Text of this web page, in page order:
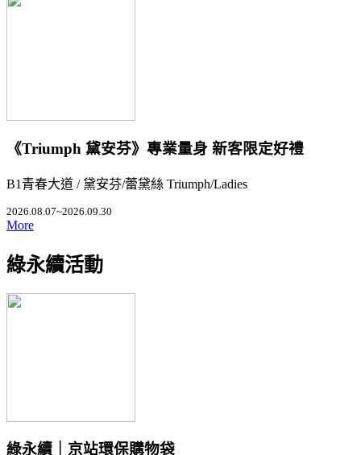
《Triumph 黛安芬》專業量身 新客限定好禮
B1青春大道 / 黛安芬/蕾黛絲 Triumph/Ladies
2026.08.07~2026.09.30
More
綠永續活動
綠永續｜京站環保購物袋